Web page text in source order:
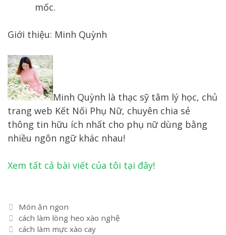
mốc.
Giới thiệu: Minh Quỳnh
Minh Quỳnh là thạc sỹ tâm lý học, chủ
trang web Kết Nối Phụ Nữ, chuyên chia sẻ
thông tin hữu ích nhất cho phụ nữ dùng bằng
nhiều ngôn ngữ khác nhau!
Xem tất cả bài viết của tôi tại đây!
Danh
mục
Món ăn ngon
Điều
hướng
cách làm lòng heo xào nghệ
cách làm mực xào cay